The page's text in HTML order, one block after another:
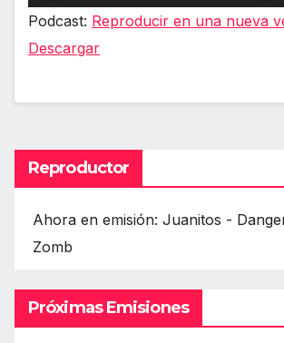
de
Podcast: Reproducir en una nueva
Descargar
Reproductor
Ahora en emisión: Juanitos -
Zomb
Próximas Emisiones